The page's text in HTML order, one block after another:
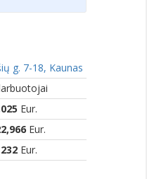
g. 7-18, Kaunas
Eur.
Eur.
Eur.